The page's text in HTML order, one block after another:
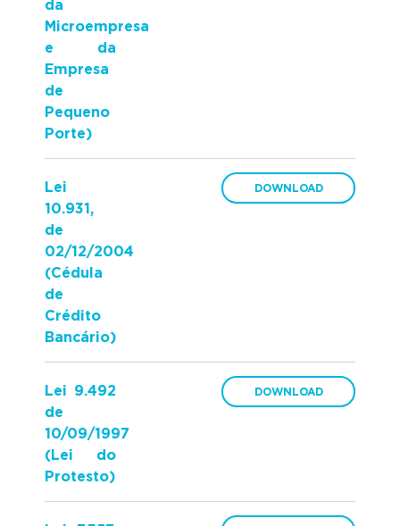
da
Microempresa
e da
Empresa
de
Pequeno
Porte)
Lei
10.931,
de
02/12/2004
(Cédula
de
Crédito
Bancário)
Lei 9.492
de
10/09/1997
(Lei do
Protesto)